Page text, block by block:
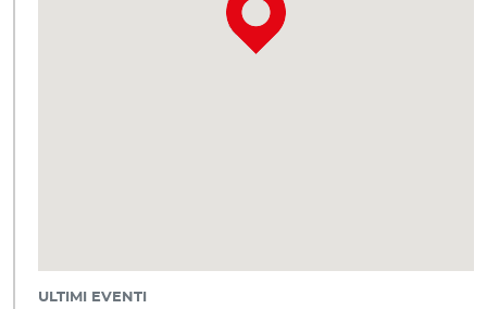
ULTIMI EVENTI